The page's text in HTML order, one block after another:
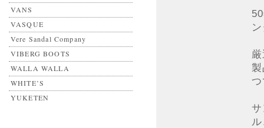
VANS
VASQUE
Vere Sandal Company
VIBERG BOOTS
WALLA WALLA
WHITE’S
YUKETEN